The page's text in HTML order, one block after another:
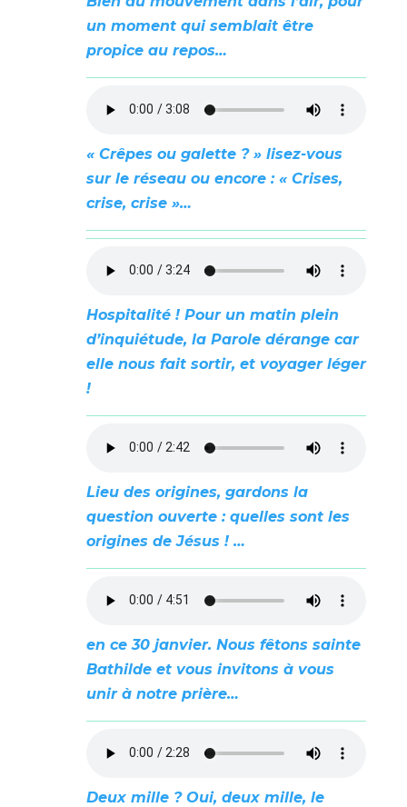
un moment qui semblait être
propice au repos…
« Crêpes ou galette ? » lisez-vous
sur le réseau ou encore : « Crises,
crise, crise »…
Hospitalité ! Pour un matin plein
d’inquiétude, la Parole dérange car
elle nous fait sortir, et voyager léger
!
Lieu des origines, gardons la
question ouverte : quelles sont les
origines de Jésus ! …
en ce 30 janvier. Nous fêtons sainte
Bathilde et vous invitons à vous
unir à notre prière…
Deux mille ? Oui, deux mille, le